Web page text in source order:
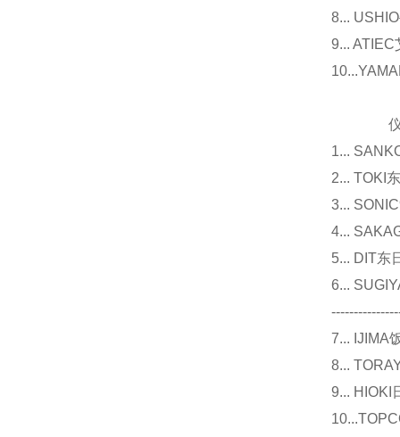
8...
9...
仪器
1...
2... TOKI
3...
4...
5... DIT东
6...
7... IJIMA
8...
9... HIOKI